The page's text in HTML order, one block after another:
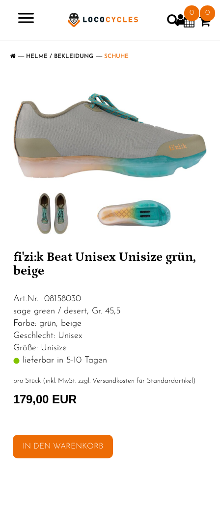
0 0
HELME / BEKLEIDUNG SCHUHE
fi'zi:k Beat Unisex Unisize grün,
beige
Art.Nr. 08158030
sage green / desert, Gr. 45,5
Farbe: grün, beige
Geschlecht: Unisex
Größe: Unisize
lieferbar in 5-10 Tagen
pro Stück (inkl. MwSt. zzgl. Versandkosten für Standardartikel )
179,00 EUR
IN DEN WARENKORB